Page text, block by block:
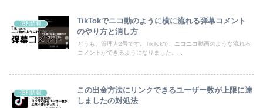
便利情報
TikTokでニコ動のように横に流れる弾幕コメント
のやり方と消し方
どうも、管理人2号です。TikTokで、ニコニコ動画のような流れる
コメントができるようになりました。...
便利情報
この出金方法にリンクできるユーザー数が上限に達
しましたの対処法